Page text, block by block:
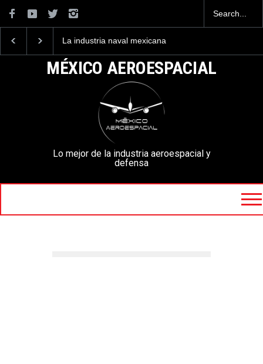
La industria naval mexicana
la Armada de México
Entrenar a un piloto para
mexicanos cuesta 2.9
millones de dólares
MÉXICO AEROESPACIAL
Lo mejor de la industria aeroespacial y
defensa